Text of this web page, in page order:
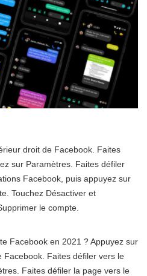
droit de Facebook. Faites
sur Paramètres. Faites défiler
Facebook, puis appuyez sur
Touchez Désactiver et
le compte.
Facebook en 2021 ? Appuyez sur
Faites défiler vers le
Faites défiler la page vers le